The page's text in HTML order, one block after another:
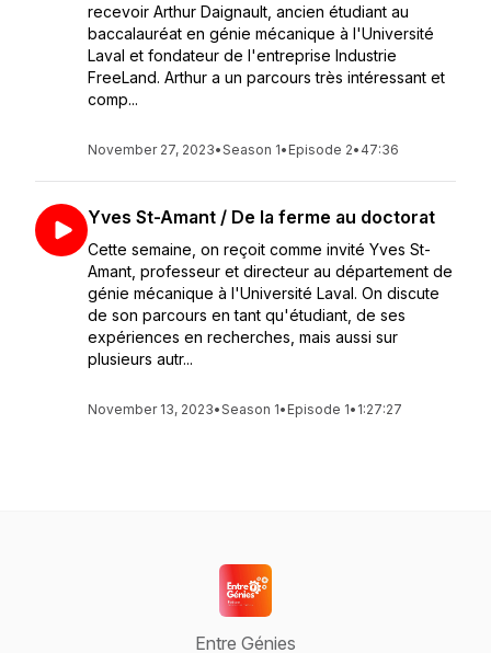
recevoir Arthur Daignault, ancien étudiant au
baccalauréat en génie mécanique à l'Université
Laval et fondateur de l'entreprise Industrie
FreeLand. Arthur a un parcours très intéressant et
comp...
November 27, 2023•Season 1• Episode 2• 47:36
Yves St-Amant / De la ferme au doctorat
Cette semaine, on reçoit comme invité Yves St-
Amant, professeur et directeur au département de
génie mécanique à l'Université Laval. On discute
de son parcours en tant qu'étudiant, de ses
expériences en recherches, mais aussi sur
plusieurs autr...
November 13, 2023•Season 1• Episode 1• 1:27:27
Entre Génies